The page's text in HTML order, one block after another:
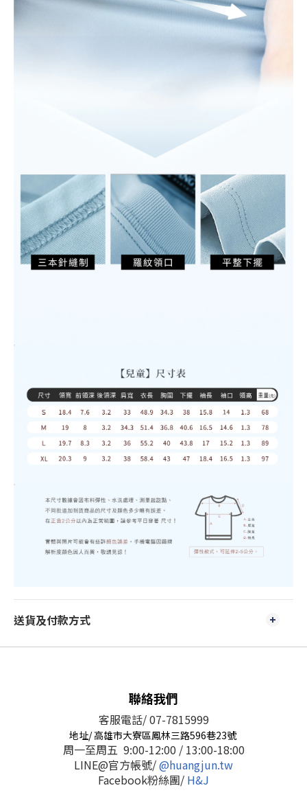
送貨及付款方式
聯絡我們
客服電話/ 07-7815999
地址/ 高雄市大寮區鳳林三路596巷23號
周一至周五 9:00-12:00 / 13:00-18:00
LINE@官方帳號/@huangjun.tw
Facebook粉絲團/ H&J